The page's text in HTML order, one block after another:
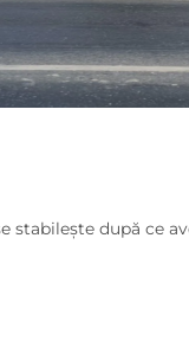
stabilește după ce